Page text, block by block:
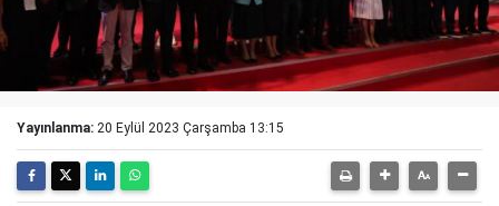
Yayınlanma: 20 Eylül 2023 Çarşamba 13:15